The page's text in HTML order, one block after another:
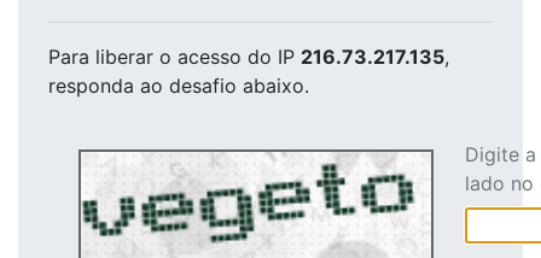
Para liberar o acesso do IP 216.73.217.135,
responda ao desafio abaixo.
Digite
lado no